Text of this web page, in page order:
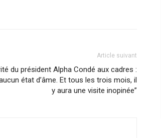
Article suivant
du président Alpha Condé aux cadres :
aucun état d’âme. Et tous les trois mois, il
y aura une visite inopinée”